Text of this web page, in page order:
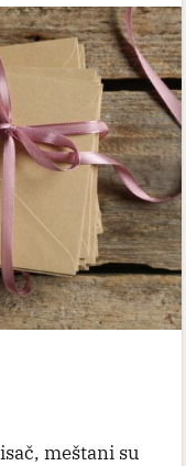
meštani su